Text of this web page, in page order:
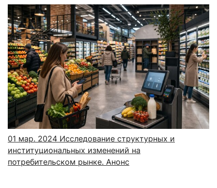
01 мар. 2024 Исследование структурных и
институциональных изменений на
потребительском рынке. Анонс